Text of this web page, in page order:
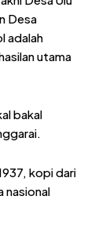
Desa
adalah
utama
bakal
kopi dari
nasional